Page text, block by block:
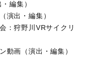
編集）
演出・編集）
：狩野川VRサイクリ
動画（演出・編集）